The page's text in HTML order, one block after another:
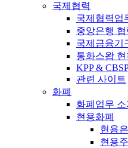
국제협력
국제협력업
중앙은행
국제금융기
통화스왑
KPP &
관련 사이트
화폐
화폐업무 소
현용화폐
현용
현용